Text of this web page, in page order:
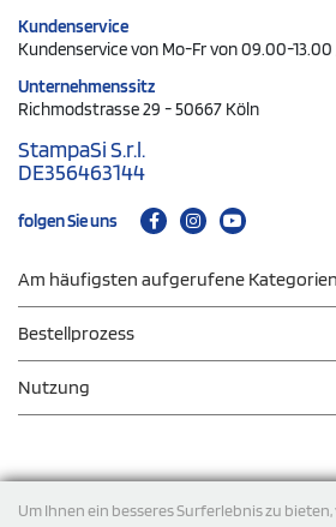
Um Ihnen ein besseres Surferlebnis zu
Kundenservice
Kundenservice von Mo-Fr von 09.00-
Unternehmenssitz
Richmodstrasse 29 - 50667 Köln
StampaSi S.r.l.
DE356463144
folgen Sie uns
Am häufigsten aufgerufene Kategorien
Bestellprozess
Nutzung